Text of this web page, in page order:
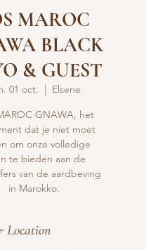
MAROC
BLACK
& GUEST
01 oct.
  |
Elsene
GNAWA, het
dat je niet moet
om onze volledige
te bieden aan de
van de aardbeving
in Marokko.
Location